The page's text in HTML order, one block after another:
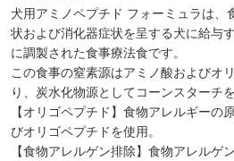
犬用アミノペプチド フォーミュラは、
状および消化器症状を呈する犬に給与
に調製された食事療法食です。
この食事の窒素源はアミノ酸およびオ
り、炭水化物源としてコーンスターチ
【オリゴペプチド】食物アレルギーの
びオリゴペプチドを使用。
【食物アレルゲン排除】食物アレルゲ